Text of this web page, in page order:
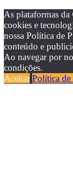
As plataformas
cookies e
nossa Política de
conteúdo e
Ao navegar por
condições.
Aceitar Política de